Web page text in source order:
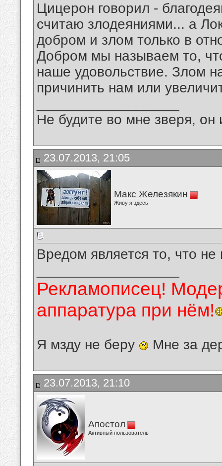
Цицерон говорил -
считаю злодеяниями... а
добром и злом только в
Добром мы называем то,
наше удовольствие. Злом
причинить нам или
Не будите во мне зверя, он
23.07.2013, 21:05
Макс Железякин
Живу я здесь
Вредом является то, что
Рекламописец!
аппаратура при нём!
Я мзду не беру Мне за
23.07.2013, 21:10
Апостол
Активный пользователь